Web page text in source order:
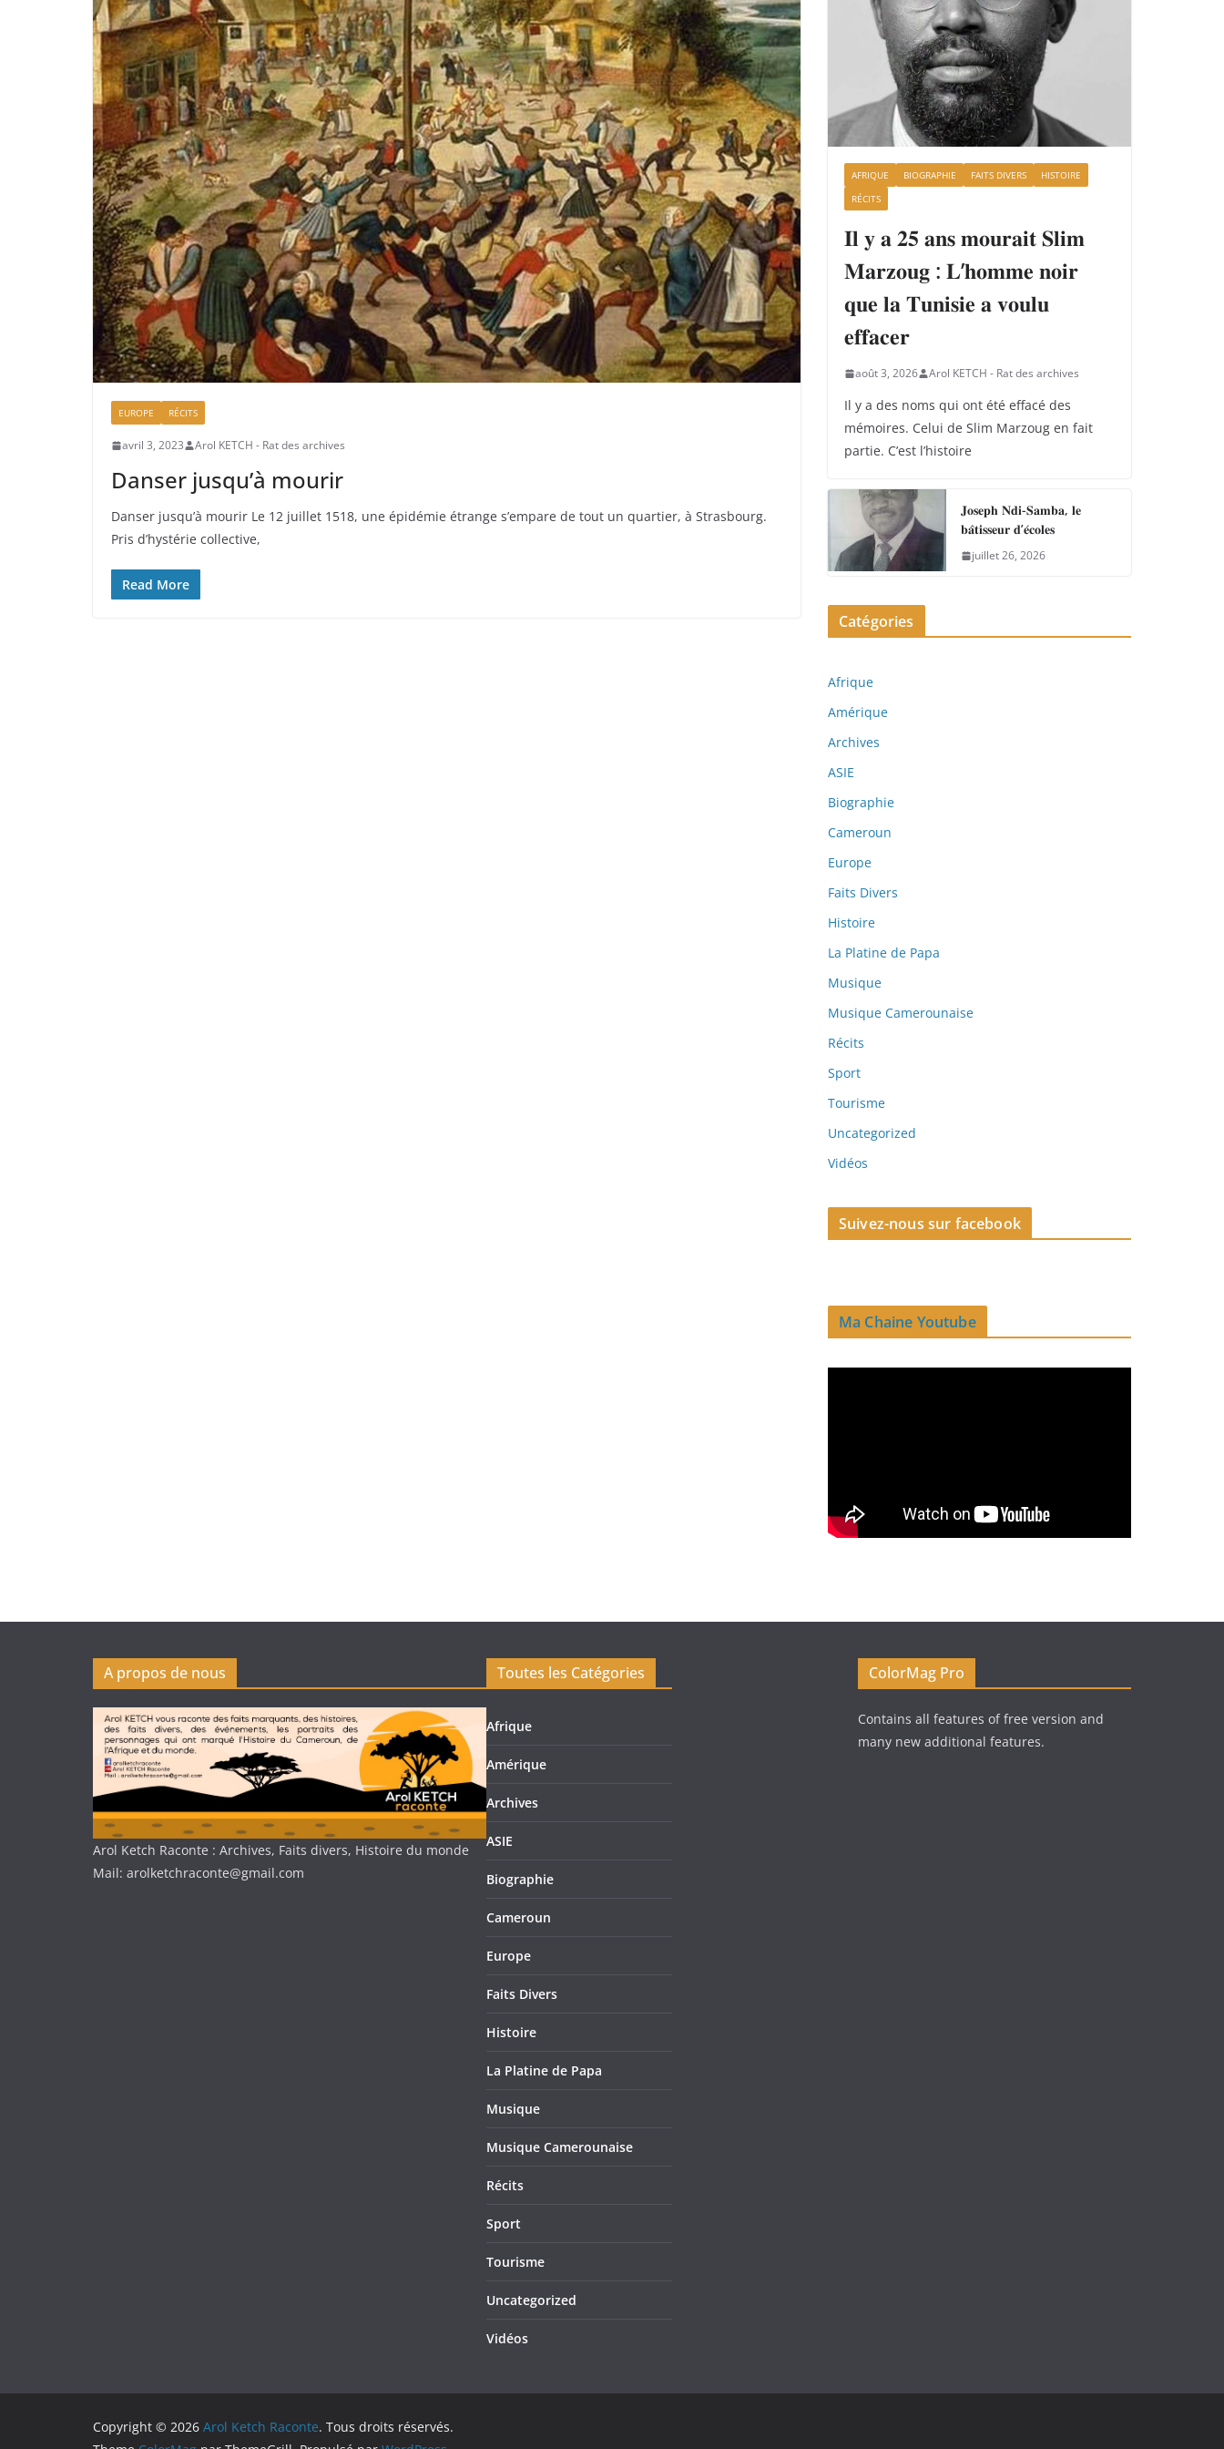
EUROPE RÉCITS
avril 3, 2023 Arol KETCH - Rat des archives
Danser jusqu’à mourir
Danser jusqu’à mourir Le 12 juillet 1518, une épidémie étrange s’empare de tout un quartier, à Strasbourg.
Pris d’hystérie collective,
Read More
AFRIQUE BIOGRAPHIE FAITS DIVERS
HISTOIRE
RÉCITS
𝐈𝐥 𝐲 𝐚 𝟐𝟓 𝐚𝐧𝐬 𝐦𝐨𝐮𝐫𝐚𝐢𝐭 𝐒𝐥𝐢𝐦
𝐌𝐚𝐫𝐳𝐨𝐮𝐠 : 𝐋’𝐡𝐨𝐦𝐦𝐞 𝐧𝐨𝐢𝐫
𝐪𝐮𝐞 𝐥𝐚 𝐓𝐮𝐧𝐢𝐬𝐢𝐞 𝐚 𝐯𝐨𝐮𝐥𝐮
𝐞𝐟𝐟𝐚𝐜𝐞𝐫
août 3, 2026 Arol KETCH - Rat des archives
Il y a des noms qui ont été effacé des
mémoires. Celui de Slim Marzoug en fait
partie. C’est l’histoire
𝐉𝐨𝐬𝐞𝐩𝐡 𝐍𝐝𝐢-𝐒𝐚𝐦𝐛𝐚, 𝐥𝐞
𝐛𝐚̂𝐭𝐢𝐬𝐬𝐞𝐮𝐫 𝐝’𝐞́𝐜𝐨𝐥𝐞𝐬
juillet 26, 2026
Catégories
Afrique
Amérique
Archives
ASIE
Biographie
Cameroun
Europe
Faits Divers
Histoire
La Platine de Papa
Musique
Musique Camerounaise
Récits
Sport
Tourisme
Uncategorized
Vidéos
Suivez-nous sur facebook
Ma Chaine Youtube
A propos de nous
Arol Ketch Raconte : Archives, Faits divers, Histoire du monde
Mail: arolketchraconte@gmail.com
Toutes les Catégories
Afrique
Amérique
Archives
ASIE
Biographie
Cameroun
Europe
Faits Divers
Histoire
La Platine de Papa
Musique
Musique Camerounaise
Récits
Sport
Tourisme
Uncategorized
Vidéos
ColorMag Pro
Contains all features of free version and
many new additional features.
Copyright © 2026 Arol Ketch Raconte. Tous droits réservés.